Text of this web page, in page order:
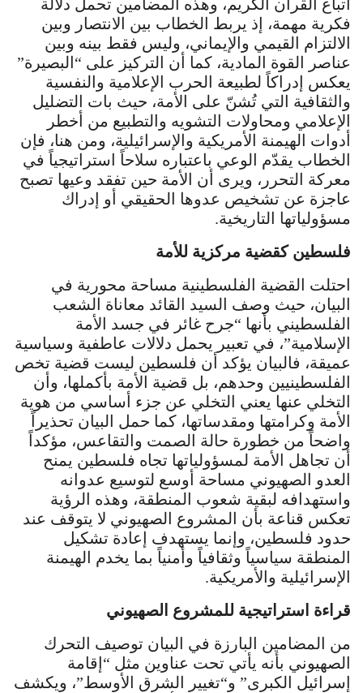
اتباع القرآن الكريم، وهذه المضامين تحمل دلالة
فكرية مهمة، إذ يربط الخطاب بين الانتصار وبين
الالتزام القيمي والإيماني، وليس فقط بينه وبين
عناصر القوة المادية، كما أن التركيز على “البصيرة”
يعكس إدراكاً لطبيعة الحرب الإعلامية والنفسية
والثقافية التي تُشنّ على الأمة، حيث بات التضليل
الإعلامي ومحاولات التشويه والتطبيع من أخطر
أدوات الهيمنة الأمريكية والإسرائيلية، ومن هنا، فإن
الخطاب يقدّم الوعي باعتباره سلاحاً استراتيجياً في
معركة التحرر، ويرى أن الأمة حين تفقد وعيها تصبح
عاجزة عن تشخيص عدوها الحقيقي أو إدراك
مسؤولياتها التاريخية.
فلسطين كقضية مركزية للأمة
احتلت القضية الفلسطينية مساحة محورية في
البيان، حيث وصف السيد القائد معاناة الشعب
الفلسطيني بأنها “جرح غائر في جسد الأمة
الإسلامية”، في تعبير يحمل دلالات عاطفية وسياسية
عميقة، فالبيان يؤكد أن فلسطين ليست قضية تخص
الفلسطينيين وحدهم، بل قضية الأمة بأكملها، وأن
التخلي عنها يعني التخلي عن جزء أساسي من هوية
الأمة وكرامتها ومقدساتها، كما حمل البيان تحذيراً
واضحاً من خطورة حالة الصمت والتقاعس، مؤكداً
أن تجاهل الأمة لمسؤولياتها تجاه فلسطين يمنح
العدو الصهيوني مساحة أوسع لتوسيع عدوانه
واستهدافه لبقية شعوب المنطقة، وهذه الرؤية
تعكس قناعة بأن المشروع الصهيوني لا يتوقف عند
حدود فلسطين، وإنما يستهدف إعادة تشكيل
المنطقة سياسياً وثقافياً وأمنياً بما يخدم الهيمنة
الإسرائيلية والأمريكية.
قراءة استراتيجية للمشروع الصهيوني
من المضامين البارزة في البيان توصيف التحرك
الصهيوني بأنه يأتي تحت عناوين مثل “إقامة
إسرائيل الكبرى” و“تغيير الشرق الأوسط”، ويكشف